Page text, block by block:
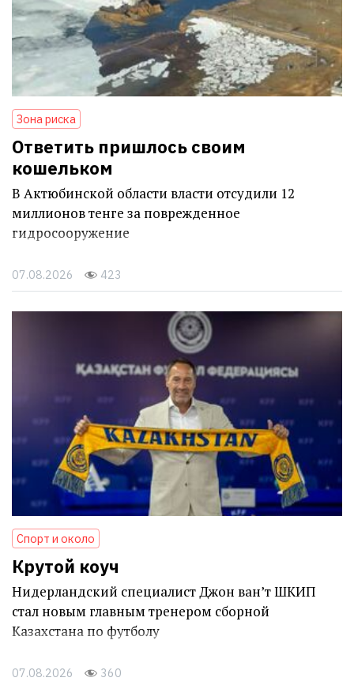
Зона риска
Ответить пришлось своим
кошельком
В Актюбинской области власти отсудили 12
миллионов тенге за поврежденное
гидросооружение
07.08.2026 423
Спорт и около
Крутой коуч
Нидерландский специалист Джон ван’т ШКИП
стал новым главным тренером сборной
Казахстана по футболу
07.08.2026 360